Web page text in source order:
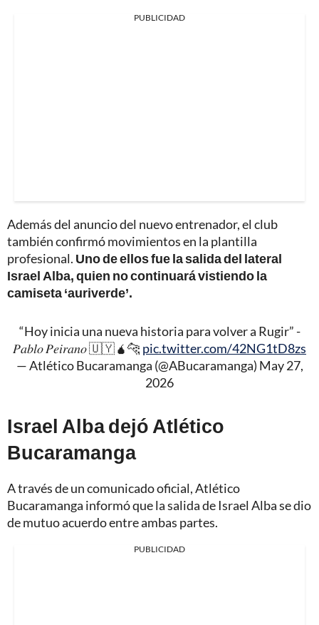
PUBLICIDAD
Además del anuncio del nuevo entrenador, el club
también confirmó movimientos en la plantilla
profesional. Uno de ellos fue la salida del lateral
Israel Alba, quien no continuará vistiendo la
camiseta ‘auriverde’.
“Hoy inicia una nueva historia para volver a Rugir” -
𝑃𝑎𝑏𝑙𝑜 𝑃𝑒𝑖𝑟𝑎𝑛𝑜 🇺🇾🧉🐆 pic.twitter.com/42NG1tD8zs
— Atlético Bucaramanga (@ABucaramanga) May 27,
2026
Israel Alba dejó Atlético
Bucaramanga
A través de un comunicado oficial, Atlético
Bucaramanga informó que la salida de Israel Alba se dio
de mutuo acuerdo entre ambas partes.
PUBLICIDAD